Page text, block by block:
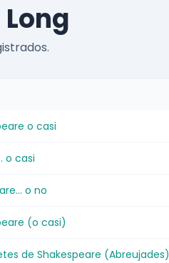
o casi
o casi
o no
(o casi)
de Shakespeare (Abreujades)